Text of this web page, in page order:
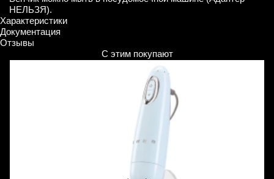
НЕЛЬЗЯ).
Характеристики
Документация
Отзывы
С этим покупают